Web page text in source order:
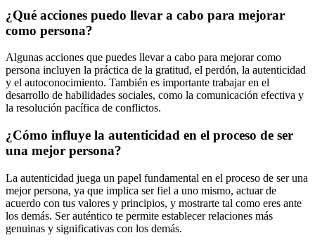
¿Qué acciones puedo llevar a cabo para mejorar
como persona?
Algunas acciones que puedes llevar a cabo para mejorar como
persona incluyen la práctica de la gratitud, el perdón, la autenticidad
y el autoconocimiento. También es importante trabajar en el
desarrollo de habilidades sociales, como la comunicación efectiva y
la resolución pacífica de conflictos.
¿Cómo influye la autenticidad en el proceso de ser
una mejor persona?
La autenticidad juega un papel fundamental en el proceso de ser una
mejor persona, ya que implica ser fiel a uno mismo, actuar de
acuerdo con tus valores y principios, y mostrarte tal como eres ante
los demás. Ser auténtico te permite establecer relaciones más
genuinas y significativas con los demás.